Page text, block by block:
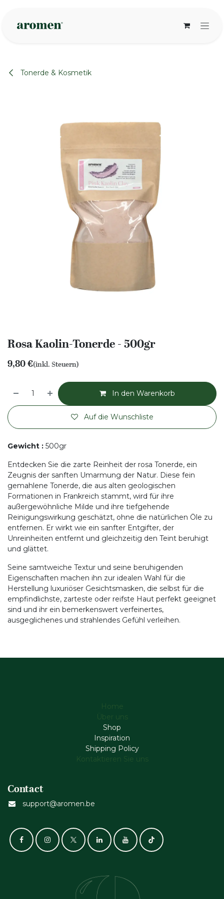
Tonerde & Kosmetik
Rosa Kaolin-Tonerde - 500gr
9,80€(inkl. Steuern)
In den Warenkorb
Auf die Wunschliste
Gewicht : 500gr
Entdecken Sie die zarte Reinheit der rosa Tonerde, ein
Zeugnis der sanften Umarmung der Natur. Diese fein
gemahlene Tonerde, die aus alten geologischen
Formationen in Frankreich stammt, wird für ihre
außergewöhnliche Milde und ihre tiefgehende
Reinigungswirkung geschätzt, ohne die natürlichen Öle zu
entfernen. Er wirkt wie ein sanfter Entgifter, der
Unreinheiten entfernt und gleichzeitig den Teint beruhigt
und glättet.
Seine samtweiche Textur und seine beruhigenden
Eigenschaften machen ihn zur idealen Wahl für die
Herstellung luxuriöser Gesichtsmasken, die selbst für die
empfindlichste, zarteste oder reifste Haut perfekt geeignet
sind und ihr ein bemerkenswert verfeinertes,
ausgeglichenes und strahlendes Gefühl verleihen.
Home
Über uns
Shop
Inspiration
Shipping Policy
Kontaktieren Sie uns
Contact
support@aromen.be